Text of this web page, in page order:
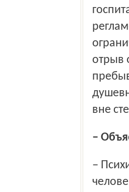
отрыв
вне
–
– Психическое заболевание нарушает адаптацию